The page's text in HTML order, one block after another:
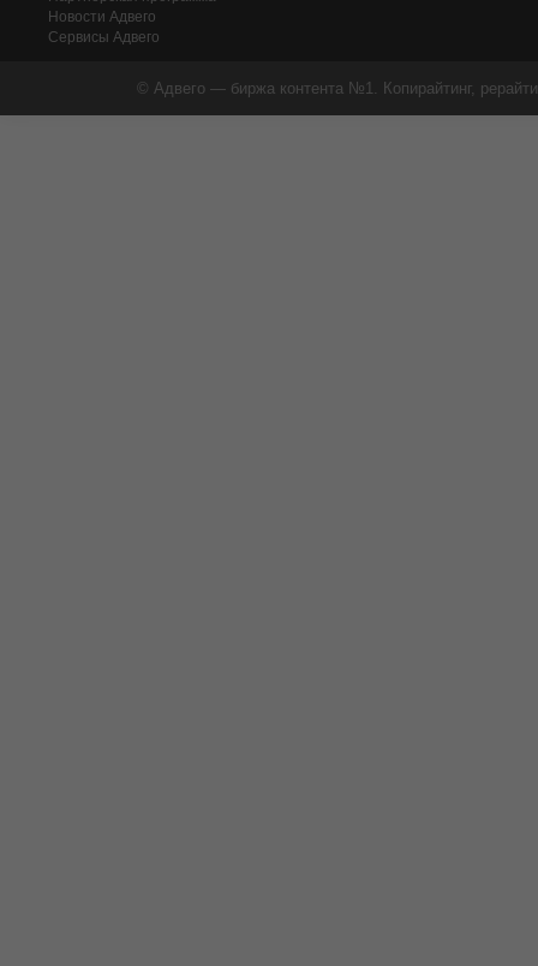
Новости Адвего
Сервисы Адвего
© Адвего — биржа контента №1. Копирайтинг,